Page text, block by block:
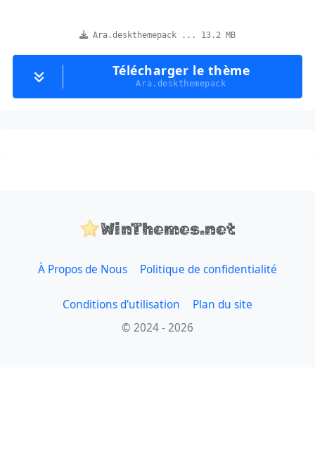
Ara.deskthemepack ... 13.2 MB
Télécharger le thème
Ara.deskthemepack
WinThemes.net
À Propos de Nous Politique de confidentialité
Conditions d'utilisation
Plan du site
© 2024 - 2026